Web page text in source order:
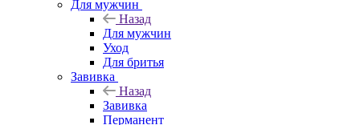
Для мужчин
Назад
Для мужчин
Уход
Для бритья
Завивка
Назад
Завивка
Перманент